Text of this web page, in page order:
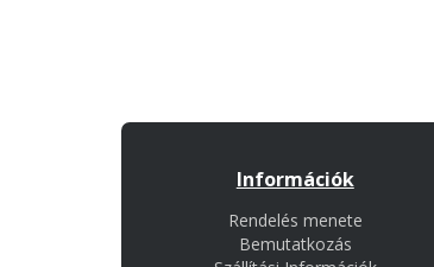
Információk
Rendelés menete
Bemutatkozás